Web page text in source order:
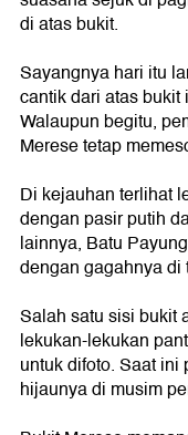
di atas bukit.
Sayangnya hari itu
cantik dari atas
Walaupun begitu,
Merese tetap
Di kejauhan terlihat
dengan pasir putih
lainnya, Batu
dengan gagahnya di
Salah satu sisi bukit
lekukan-lekukan
untuk difoto. Saat
hijaunya di musim